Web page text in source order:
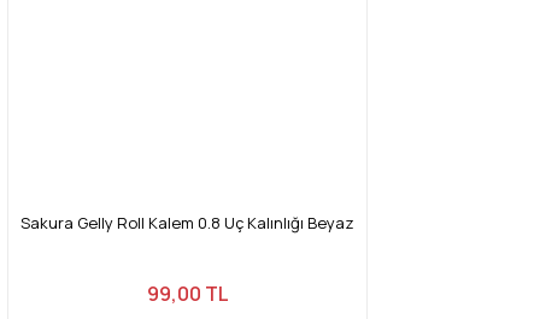
Sakura Gelly Roll Kalem 0.8 Uç Kalınlığı Beyaz
99,00 TL